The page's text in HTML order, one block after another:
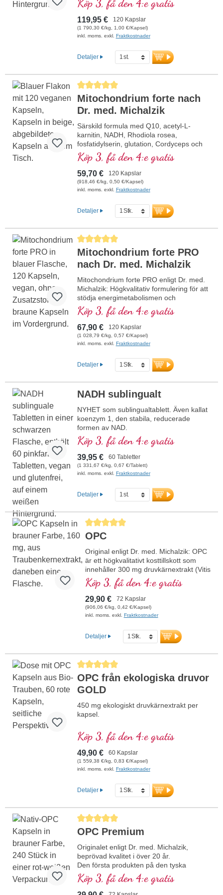
biotillgänglighetsförstärkaren D-Pinitol.
Kapselhöljen veganska och utan PEG och
karragen samt aluminiumfri försegling,
mitokondriell GCP-1α-aktivator, utan
inom vitalämnen och över 20 års
produktionserfarenhet.
Köp 3, få den 4:e gratis
119,95 € 120 Kapslar
(1 790,30 €/kg, 1,00 €/Kapsel)
inkl. moms. exkl. Fraktkostnader
Detaljer
Genomsnittligt betyg på 5 av 5 stjärnor
Mitochondrium forte nach
Dr. med. Michalzik
Särskild formula med Q10, acetyl-L-
karnitin, NADH, Rhodiola rosea,
fosfatidylserin, glutation, Cordyceps och
koppar, som bidrar till en normal
energiomsättning (i form av ATP i
cellandningskedjan).
Köp 3, få den 4:e gratis
59,70 € 120 Kapslar
(918,46 €/kg, 0,50 €/Kapsel)
inkl. moms. exkl. Fraktkostnader
Detaljer
Genomsnittligt betyg på 5 av 5 stjärnor
Mitochondrium forte PRO
nach Dr. med. Michalzik
Mitochondrium forte PRO enligt Dr. med.
Michalzik: Högkvalitativ formulering för att
stödja energimetabolismen och
cellhälsan. Med NADH, Q10, resveratrol
och tiamin, som främjar
energimetabolismen, samt R-alfa-
liponsyra i den värdefulla formen Sodium-
R-Lipoat. Aluminiumfri försegling och över
kvalitet. Utvecklad av läkare.
Köp 3, få den 4:e gratis
67,90 € 120 Kapslar
(1 028,79 €/kg, 0,57 €/Kapsel)
inkl. moms. exkl. Fraktkostnader
Detaljer
NADH sublingualt
NYHET som sublingualtablett. Även kallat
koenzym 1, den stabila, reducerade
formen av NAD.
• inget nano-NADH, inga nanopartiklar!
• Sublingual för bättre upptag via
munslemhinnan
• Fri från tillsatser
• I violett glasburk
Köp 3, få den 4:e gratis
39,95 € 60 Tabletter
(1 331,67 €/kg, 0,67 €/Tablett)
inkl. moms. exkl. Fraktkostnader
Detaljer
Genomsnittligt betyg på 5 av 5 stjärnor
OPC
Original enligt Dr. med. Michalzik: OPC
är ett högkvalitativt kosttillskott som
innehåller 300 mg druvkärnextrakt (Vitis
vinifera) och 50 mg vitamin C per
dagsdos (1 kapsel). Druvkärnextraktet
är standardiserat till 95 % polyfenoler
med minst 160 mg äkta OPC per
kapsel och erbjuder därmed en hög
mer information om OPC
Köp 3, få den 4:e gratis
29,90 € 72 Kapslar
(906,06 €/kg, 0,42 €/Kapsel)
inkl. moms. exkl. Fraktkostnader
Detaljer
Genomsnittligt betyg på 5 av 5 stjärnor
OPC från ekologiska druvor
GOLD
450 mg ekologiskt druvkärnextrakt per
kapsel.
Köp 3, få den 4:e gratis
49,90 € 60 Kapslar
(1 559,38 €/kg, 0,83 €/Kapsel)
inkl. moms. exkl. Fraktkostnader
Detaljer
Genomsnittligt betyg på 5 av 5 stjärnor
OPC Premium
Originalet enligt Dr. med. Michalzik,
beprövad kvalitet i över 20 år.
Den första produkten på den tyska
marknaden som påvisar äkta OPC enligt
HPLC- och DAD-metoden, validerad
genom masspektrometri. Utvecklad av
Köp 3, få den 4:e gratis